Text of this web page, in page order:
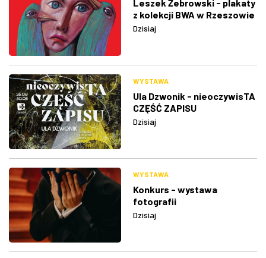
Leszek Żebrowski - plakaty
z kolekcji BWA w Rzeszowie
Dzisiaj
WYSTAWA
Ula Dzwonik - nieoczywisTA
CZĘŚĆ ZAPISU
Dzisiaj
WYSTAWA
Konkurs - wystawa
fotografii
Dzisiaj